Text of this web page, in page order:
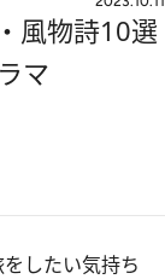
風物詩10選
マ
したい気持ち